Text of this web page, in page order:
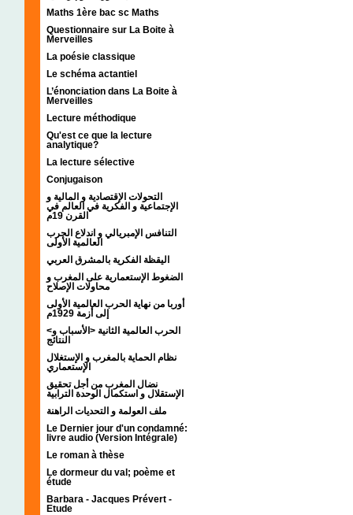
Maths 1ère bac sc Maths
Questionnaire sur La Boite à
Merveilles
La poésie classique
Le schéma actantiel
L’énonciation dans La Boite à
Merveilles
Lecture méthodique
Qu'est ce que la lecture
analytique?
La lecture sélective
Conjugaison
التحولات الإقتصادية و المالية و
الإجتماعية و الفكرية في العالم في
القرن 19م
التنافس الإمبريالي و اندلاع الحرب
العالمية الأولى
اليقظة الفكرية بالمشرق العربي
الضغوط الإستعمارية على المغرب و
محاولات الإصلاح
أوربا من نهاية الحرب العالمية الأولى
إلى أزمة 1929م
<الحرب العالمية الثانية <الأسباب و
النتائج
نظام الحماية بالمغرب و الإستغلال
الإستعماري
نضال المغرب من أجل تحقيق
الإستقلال و استكمال الوحدة الترابية
ملف العولمة و التحديات الراهنة
Le Dernier jour d'un condamné:
livre audio (Version Intégrale)
Le roman à thèse
Le dormeur du val; poème et
étude
Barbara - Jacques Prévert -
Etude